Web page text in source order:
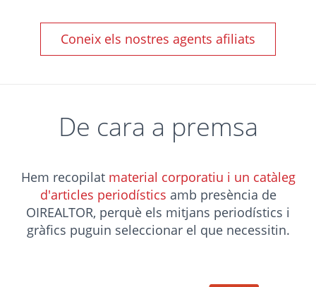
Coneix els nostres agents afiliats
De cara a premsa
Hem recopilat material corporatiu i un catàleg
d'articles periodístics amb presència de
OIREALTOR, perquè els mitjans periodístics i
gràfics puguin seleccionar el que necessitin.